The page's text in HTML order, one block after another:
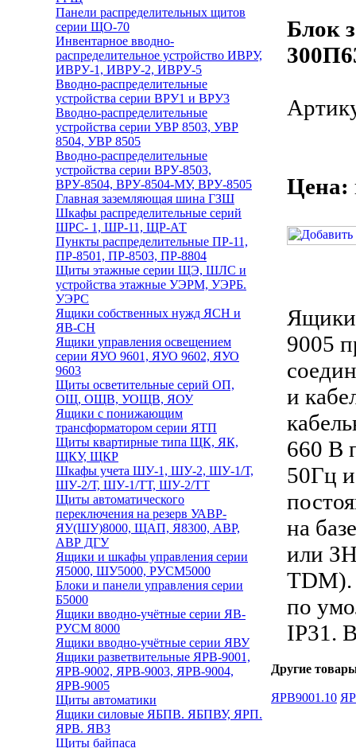
Панели распределительных щитов
серии ЩО-70
Инвентарное вводно-
распределительное устройство ИВРУ,
ИВРУ-1, ИВРУ-2, ИВРУ-5
Вводно-распределительные
устройства серии ВРУ1 и ВРУ3
Вводно-распределительные
устройства серии УВР 8503, УВР
8504, УВР 8505
Вводно-распределительные
устройства серии ВРУ-8503,
ВРУ-8504, ВРУ-8504-МУ, ВРУ-8505
Главная заземляющая шина ГЗШ
Шкафы распределительные серий
ШРС- 1, ШР-11, ЩР-АТ
Пункты распределительные ПР-11,
ПР-8501, ПР-8503, ПР-8804
Щиты этажные серии ЩЭ, ШЛС и
устройства этажные УЭРМ, УЭРБ.
УЭРС
Ящики собственных нужд ЯСН и
ЯВ-СН
Ящики управления освещением
серии ЯУО 9601, ЯУО 9602, ЯУО
9603
Щиты осветительные серий ОП,
ОЩ, ОЩВ, УОЩВ, ЯОУ
Ящики с понижающим
трансформатором серии ЯТП
Щиты квартирные типа ЩК, ЯК,
ЩКУ, ЩКР
Шкафы учета ШУ-1, ШУ-2, ШУ-1/Т,
ШУ-2/Т, ШУ-1/ТТ, ШУ-2/ТТ
Щиты автоматического
переключения на резерв УАВР-
ЯУ(ШУ)8000, ЩАП, Я8300, АВР,
АВР ДГУ
Ящики и шкафы управления серии
Я5000, ШУ5000, РУСМ5000
Блоки и панели управления серии
Б5000
Ящики вводно-учётные серии ЯВ-
РУСМ 8000
Ящики вводно-учётные серии ЯВУ
Ящики разветвительные ЯРВ-9001,
ЯРВ-9002, ЯРВ-9003, ЯРВ-9004,
ЯРВ-9005
Щиты автоматики
Ящики силовые ЯБПВ. ЯБПВУ, ЯРП.
ЯРВ. ЯВЗ
Щиты байпаса
Блок
Цена:
Ящики
9005
и
660 В
50Гц
на
или
TDM).
по
IP31.
Другие
ЯРВ9001.10